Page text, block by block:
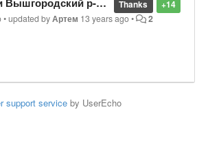
+14
Thanks
•updated byАртем 13 years ago• 2
support service by UserEcho